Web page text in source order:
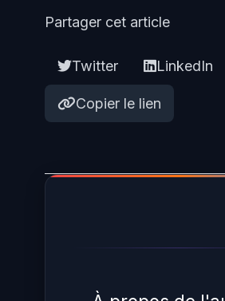
Partager cet article
Twitter LinkedIn
Copier le lien